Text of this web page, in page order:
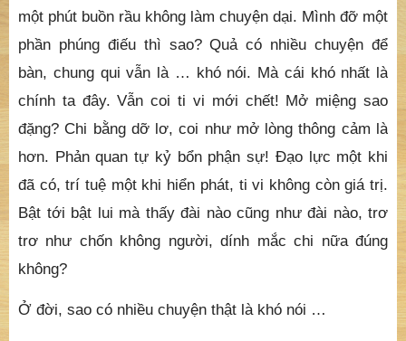
một phút buồn rầu không làm chuyện dại. Mình đỡ một
phần phúng điếu thì sao? Quả có nhiều chuyện để
bàn, chung qui vẫn là … khó nói. Mà cái khó nhất là
chính ta đây. Vẫn coi ti vi mới chết! Mở miệng sao
đặng? Chi bằng dỡ lơ, coi như mở lòng thông cảm là
hơn. Phản quan tự kỷ bổn phận sự! Đạo lực một khi
đã có, trí tuệ một khi hiển phát, ti vi không còn giá trị.
Bật tới bật lui mà thấy đài nào cũng như đài nào, trơ
trơ như chốn không người, dính mắc chi nữa đúng
không?
Ở đời, sao có nhiều chuyện thật là khó nói …